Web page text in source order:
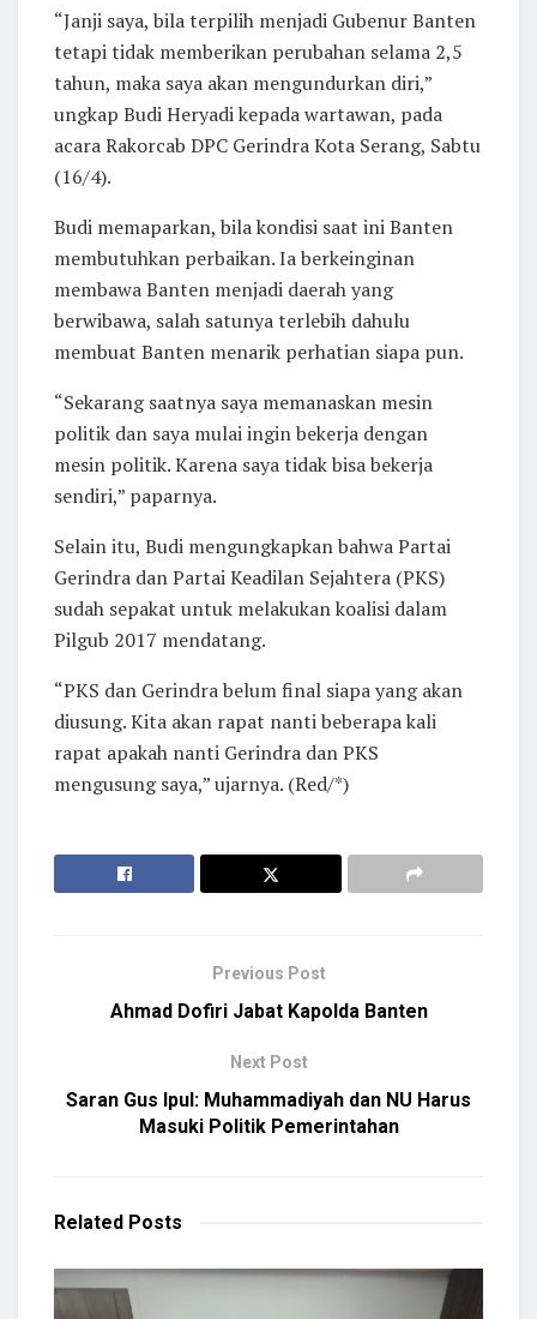
“Janji saya, bila terpilih menjadi Gubenur Banten
tetapi tidak memberikan perubahan selama 2,5
tahun, maka saya akan mengundurkan diri,”
ungkap Budi Heryadi kepada wartawan, pada
acara Rakorcab DPC Gerindra Kota Serang, Sabtu
(16/4).
Budi memaparkan, bila kondisi saat ini Banten
membutuhkan perbaikan. Ia berkeinginan
membawa Banten menjadi daerah yang
berwibawa, salah satunya terlebih dahulu
membuat Banten menarik perhatian siapa pun.
“Sekarang saatnya saya memanaskan mesin
politik dan saya mulai ingin bekerja dengan
mesin politik. Karena saya tidak bisa bekerja
sendiri,” paparnya.
Selain itu, Budi mengungkapkan bahwa Partai
Gerindra dan Partai Keadilan Sejahtera (PKS)
sudah sepakat untuk melakukan koalisi dalam
Pilgub 2017 mendatang.
“PKS dan Gerindra belum final siapa yang akan
diusung. Kita akan rapat nanti beberapa kali
rapat apakah nanti Gerindra dan PKS
mengusung saya,” ujarnya. (Red/*)
Previous Post
Ahmad Dofiri Jabat Kapolda Banten
Next Post
Saran Gus Ipul: Muhammadiyah dan NU Harus
Masuki Politik Pemerintahan
Related Posts